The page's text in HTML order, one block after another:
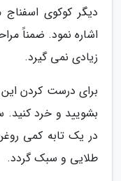
دیگر کوکوی
اشاره نمود. ضمناً
زیادی نمی گیرد.
برای درست کردن این
بشویید و خرد کنید.
در یک تابه کمی
طلایی و سبک گردد.